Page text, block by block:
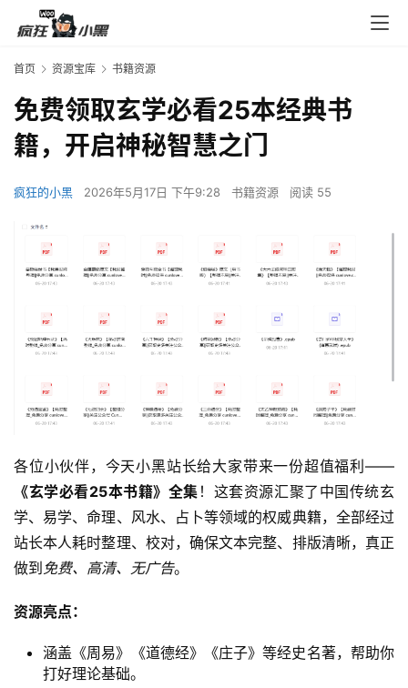
首页 资源宝库 书籍资源
免费领取玄学必看25本经典书
籍，开启神秘智慧之门
疯狂的小黑 2026年5月17日 下午9:28 书籍资源 阅读 55
各位小伙伴，今天小黑站长给大家带来一份超值福利——
《玄学必看25本书籍》全集 ！这套资源汇聚了中国传统玄
学、易学、命理、风水、占卜等领域的权威典籍，全部经过
站长本人耗时整理、校对，确保文本完整、排版清晰，真正
做到 免费、高清、无广告。
资源亮点：
涵盖《周易》《道德经》《庄子》等经史名著，帮助你
打好理论基础。